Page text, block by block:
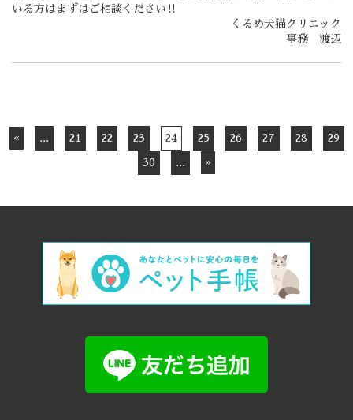
いる方はまずはご相談ください‼️
くるめ犬猫クリニック
事務 渡辺
« ... 21 22 23 24 25 26 27 28 29
30 ... »